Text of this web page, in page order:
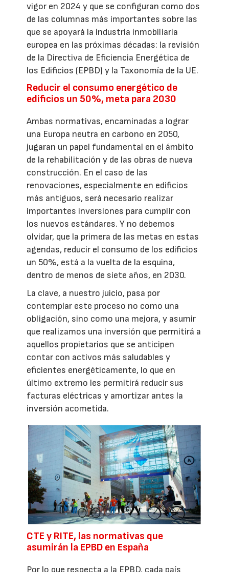
vigor en 2024 y que se configuran como dos
de las columnas más importantes sobre las
que se apoyará la industria inmobiliaria
europea en las próximas décadas: la revisión
de la Directiva de Eficiencia Energética de
los Edificios (EPBD) y la Taxonomía de la UE.
Reducir el consumo energético de
edificios un 50%, meta para 2030
Ambas normativas, encaminadas a lograr
una Europa neutra en carbono en 2050,
jugaran un papel fundamental en el ámbito
de la rehabilitación y de las obras de nueva
construcción. En el caso de las
renovaciones, especialmente en edificios
más antiguos, será necesario realizar
importantes inversiones para cumplir con
los nuevos estándares. Y no debemos
olvidar, que la primera de las metas en estas
agendas, reducir el consumo de los edificios
un 50%, está a la vuelta de la esquina,
dentro de menos de siete años, en 2030.
La clave, a nuestro juicio, pasa por
contemplar este proceso no como una
obligación, sino como una mejora, y asumir
que realizamos una inversión que permitirá a
aquellos propietarios que se anticipen
contar con activos más saludables y
eficientes energéticamente, lo que en
último extremo les permitirá reducir sus
facturas eléctricas y amortizar antes la
inversión acometida.
CTE y RITE, las normativas que
asumirán la EPBD en España
Por lo que respecta a la EPBD, cada país